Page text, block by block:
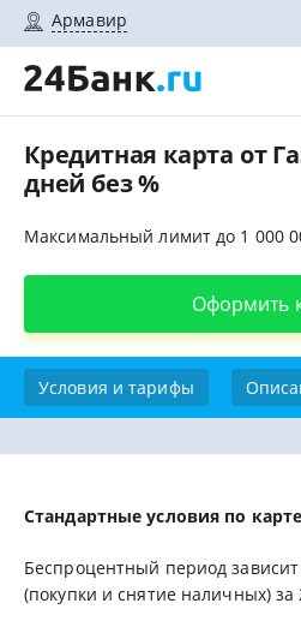
Армавир
Кредитная карта от
дней без %
Максимальный лимит до 1 000
Оформить
Условия и тарифы
Стандартные условия по
Беспроцентный период зависит
(покупки и снятие наличных) за